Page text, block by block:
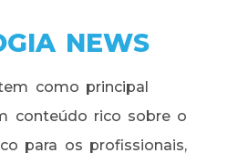
NEWS
como principal
conteúdo rico sobre o
para os profissionais,